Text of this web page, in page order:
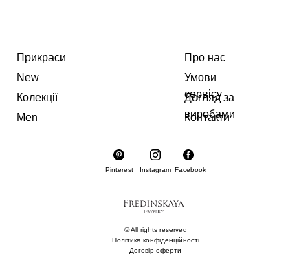
Pinterest Instagram
Прикраси
New
Колекції
Men
Про нас
Умови
сервісу
Догляд за
виробами
© All rights reserved
Політика конфіденційності
Договір оферти
Facebook
Контакти